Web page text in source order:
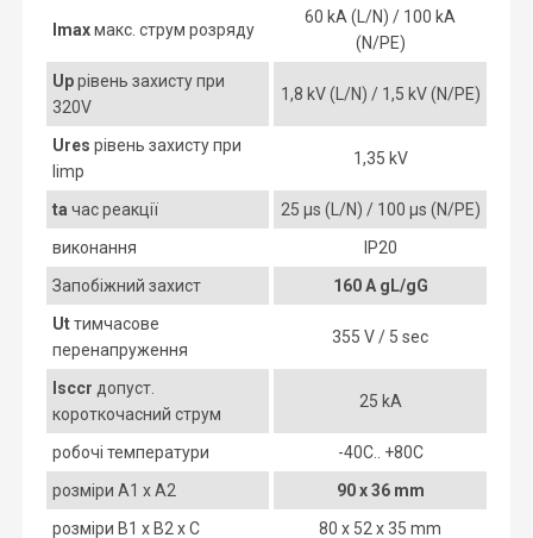
Imaxмакс. струм розряду
60 kA (L/N) / 100 kA
(N/PE)
Upрівень захисту при
320V
1,8 kV (L/N) / 1,5 kV (N/PE)
Ures рівень захисту при
Iimp
1,35 kV
ta час реакції
25 µs (L/N) / 100 µs (N/PE)
виконання
IP20
Запобіжний захист
160 A gL/gG
Utтимчасове
перенапруження
355 V / 5 sec
Isccr допуст.
короткочасний струм
25 kA
робочі температури
-40C.. +80C
розміри A1 x A2
90 x 36 mm
розміри B1 x B2 x C
80 x 52 x 35 mm